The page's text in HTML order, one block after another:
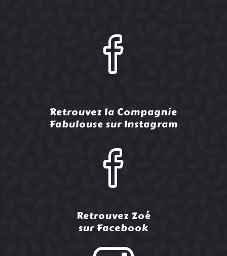
Retrouvez la Compagnie
Fabulouse sur Instagram
Retrouvez Zoé
sur Facebook